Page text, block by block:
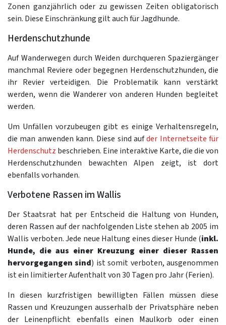
Zonen ganzjährlich oder zu gewissen Zeiten obligatorisch
sein. Diese Einschränkung gilt auch für Jagdhunde.
Herdenschutzhunde
Auf Wanderwegen durch Weiden durchqueren Spaziergänger
manchmal Reviere oder begegnen Herdenschutzhunden, die
ihr Revier verteidigen. Die Problematik kann verstärkt
werden, wenn die Wanderer von anderen Hunden begleitet
werden.
Um Unfällen vorzubeugen gibt es einige Verhaltensregeln,
die man anwenden kann. Diese sind aufder Internetseite für
Herdenschutz beschrieben. Eine interaktive Karte, die die von
Herdenschutzhunden bewachten Alpen zeigt, ist dort
ebenfalls vorhanden.
Verbotene Rassen im Wallis
Der Staatsrat hat per Entscheid die Haltung von Hunden,
deren Rassen auf der nachfolgenden Liste stehen ab 2005 im
Wallis verboten. Jede neue Haltung eines dieser Hunde (inkl.
Hunde, die aus einer Kreuzung einer dieser Rassen
hervorgegangen sind) ist somit verboten, ausgenommen
ist ein limitierter Aufenthalt von 30 Tagen pro Jahr (Ferien).
In diesen kurzfristigen bewilligten Fällen müssen diese
Rassen und Kreuzungen ausserhalb der Privatsphäre neben
der Leinenpflicht ebenfalls einen Maulkorb oder einen